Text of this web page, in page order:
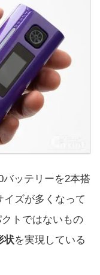
バッテリーを2本搭
ズが多くなって
トではないもの
状を実現している